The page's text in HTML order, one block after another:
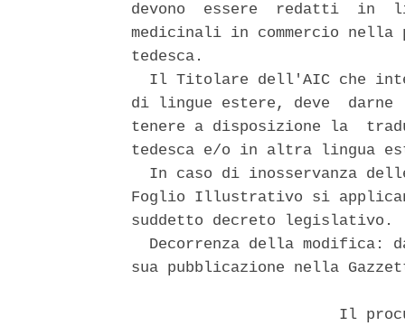
devono  essere  redatti  in
medicinali in commercio
tedesca.
Il Titolare dell'AIC che
di lingue estere, deve  darne
tenere a disposizione la
tedesca e/o in altra lingua
In caso di inosservanza
Foglio Illustrativo si
suddetto decreto legislativo.
Decorrenza della modifica:
sua pubblicazione nella
Il